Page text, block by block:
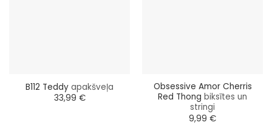
B112 Teddy apakšveļa
33,99 €
Obsessive Amor Cherris
Red Thong biksītes un
stringi
9,99 €